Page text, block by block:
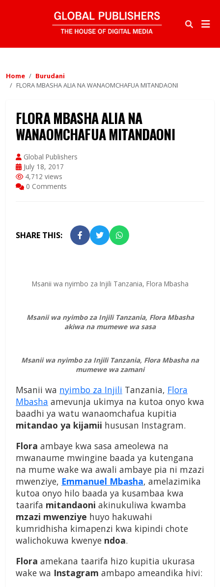
Home
Burudani
FLORA MBASHA ALIA NA WANAOMCHAFUA MITANDAONI
FLORA MBASHA ALIA NA
WANAOMCHAFUA MITANDAONI
Global Publishers
July 18, 2017
4,712 views
0 Comments
SHARE THIS:
Msanii wa nyimbo za Injili Tanzania, Flora Mbasha
Msanii wa nyimbo za Injili Tanzania, Flora Mbasha
akiwa na mumewe wa sasa
Msanii wa nyimbo za Injili Tanzania, Flora Mbasha na
mumewe wa zamani
Msanii wa nyimbo za Injili Tanzania, Flora
Mbasha amevunja ukimya na kutoa onyo kwa
baadhi ya watu wanaomchafua kupitia
mitandao ya kijamii hususan Instagram.
Flora ambaye kwa sasa ameolewa na
mwanaume mwingine baada ya kutengana
na mume wake wa awali ambaye pia ni mzazi
mwenziye, Emmanuel Mbasha, amelazimika
kutoa onyo hilo baada ya kusambaa kwa
taarifa mitandaoni akinukuliwa kwamba
mzazi mwenziye huyo hakuwahi
kumridhisha kimapenzi kwa kipindi chote
walichokuwa kwenye ndoa.
Flora amekana taarifa hizo kupitia ukurasa
wake wa Instagram ambapo ameandika hivi: